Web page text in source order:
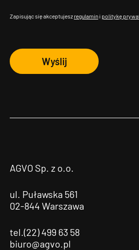
Zapisując się akceptujesz regulamin i politykę
Wyślij
AGVO Sp. z o.o.
ul. Puławska 561
02-844 Warszawa
tel.(22) 499 63 58
biuro@agvo.pl